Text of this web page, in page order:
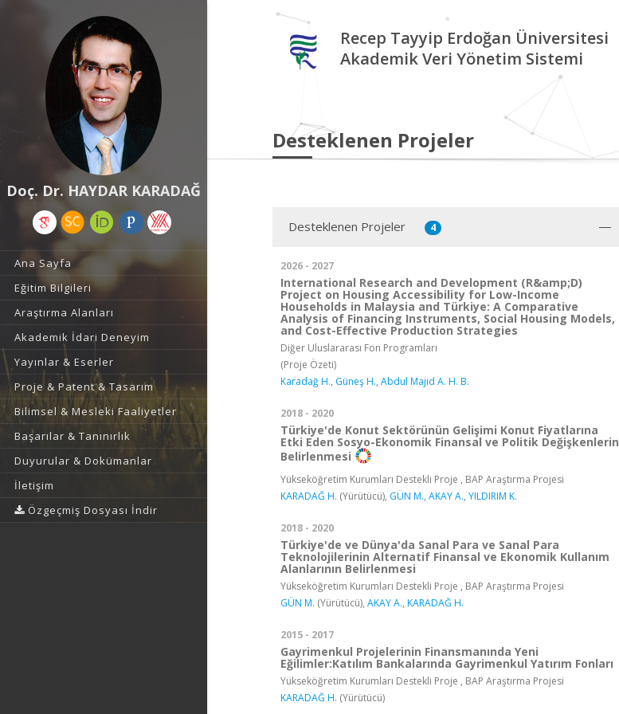
Doç. Dr. HAYDAR KARADAĞ
Ana Sayfa
Eğitim Bilgileri
Araştırma Alanları
Akademik İdari Deneyim
Yayınlar & Eserler
Proje & Patent & Tasarım
Bilimsel & Mesleki Faaliyetler
Başarılar & Tanınırlık
Duyurular & Dokümanlar
İletişim
Özgeçmiş Dosyası İndir
Recep Tayyip Erdoğan Üniversitesi
Akademik Veri Yönetim Sistemi
Desteklenen Projeler
Desteklenen Projeler 4
2026 - 2027
International Research and Development (R&amp;D)
Project on Housing Accessibility for Low-Income
Households in Malaysia and Türkiye: A Comparative
Analysis of Financing Instruments, Social Housing Models,
and Cost-Effective Production Strategies
Diğer Uluslararası Fon Programları
(Proje Özeti)
Karadağ H., Güneş H., Abdul Majid A. H. B.
2018 - 2020
Türkiye'de Konut Sektörünün Gelişimi Konut Fiyatlarına
Etki Eden Sosyo-Ekonomik Finansal ve Politik Değişkenlerin
Belirlenmesi
Yükseköğretim Kurumları Destekli Proje , BAP Araştırma Projesi
KARADAĞ H. (Yürütücü), GÜN M., AKAY A., YILDIRIM K.
2018 - 2020
Türkiye'de ve Dünya'da Sanal Para ve Sanal Para
Teknolojilerinin Alternatif Finansal ve Ekonomik Kullanım
Alanlarının Belirlenmesi
Yükseköğretim Kurumları Destekli Proje , BAP Araştırma Projesi
GÜN M. (Yürütücü), AKAY A., KARADAĞ H.
2015 - 2017
Gayrimenkul Projelerinin Finansmanında Yeni
Eğilimler:Katılım Bankalarında Gayrimenkul Yatırım Fonları
Yükseköğretim Kurumları Destekli Proje , BAP Araştırma Projesi
KARADAĞ H. (Yürütücü)